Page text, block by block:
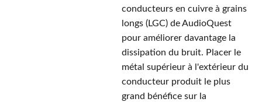
conducteurs en cuivre à grains
longs (LGC) de AudioQuest
pour améliorer davantage la
dissipation du bruit. Placer le
métal supérieur à l'extérieur du
conducteur produit le plus
grand bénéfice sur la